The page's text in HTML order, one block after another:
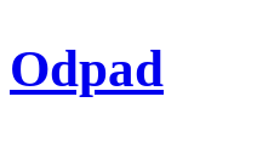
Odpad